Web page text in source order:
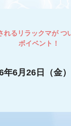
れるリラックマが つ
ボイベント！
年6月26日（金